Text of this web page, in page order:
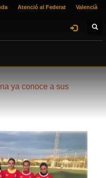
Atenció al Federat Valencià
ya conoce a sus